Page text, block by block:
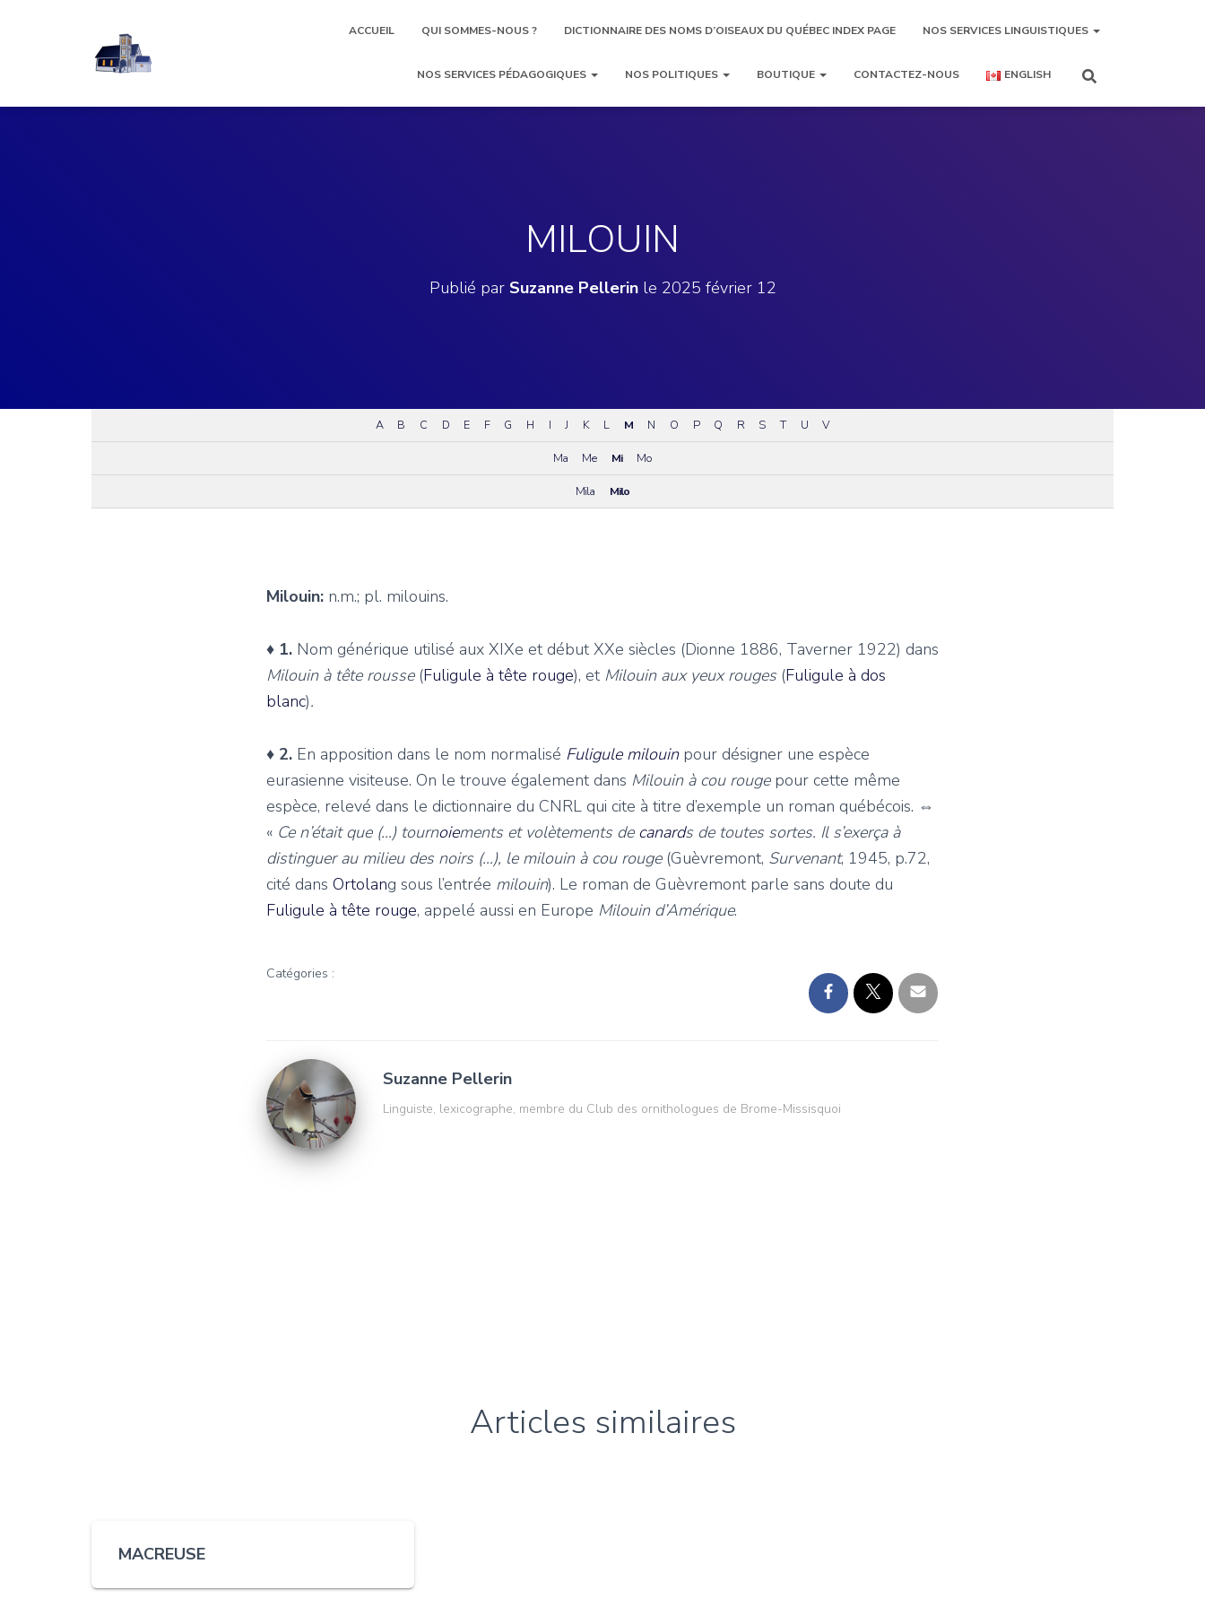
ACCUEIL QUI SOMMES-NOUS ? DICTIONNAIRE DES NOMS D’OISEAUX DU QUÉBEC INDEX PAGE NOS SERVICES LINGUISTIQUES
NOS SERVICES PÉDAGOGIQUES NOS POLITIQUES BOUTIQUE CONTACTEZ-NOUS ENGLISH
MILOUIN
Publié par Suzanne Pellerinle 2025 février 12
A B C D E F G H I J K L M N O P Q R S T U V
Ma Me Mi Mo
Mila Milo
Milouin: n.m.; pl. milouins.
♦ 1. Nom générique utilisé aux XIXe et début XXe siècles (Dionne 1886, Taverner 1922) dans
Milouin à tête rousse (Fuligule à tête rouge), et Milouin aux yeux rouges (Fuligule à dos
blanc).
♦ 2. En apposition dans le nom normalisé Fuligule milouinpour désigner une espèce
eurasienne visiteuse. On le trouve également dans Milouin à cou rouge pour cette même
espèce, relevé dans le dictionnaire du CNRL qui cite à titre d’exemple un roman québécois. ⇔
« Ce n’était que (…) tournoiements et volètements de canards de toutes sortes. Il s’exerça à
distinguer au milieu des noirs (…), le milouin à cou rouge(Guèvremont, Survenant, 1945, p.72,
cité dans Ortolang sous l’entrée milouin). Le roman de Guèvremont parle sans doute du
Fuligule à tête rouge, appelé aussi en Europe Milouin d’Amérique.
Catégories :
Suzanne Pellerin
Linguiste, lexicographe, membre du Club des ornithologues de Brome-Missisquoi
Articles similaires
MACREUSE